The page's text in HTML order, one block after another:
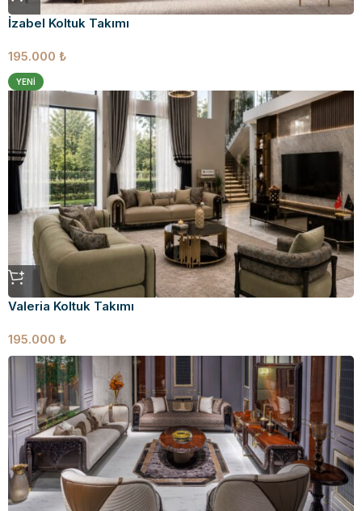
İzabel Koltuk Takımı
195.000 ₺
YENI
Valeria Koltuk Takımı
195.000 ₺